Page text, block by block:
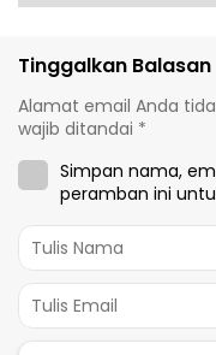
Tinggalkan Balasan
Alamat email Anda
wajib ditandai *
Simpan nama,
peramban ini